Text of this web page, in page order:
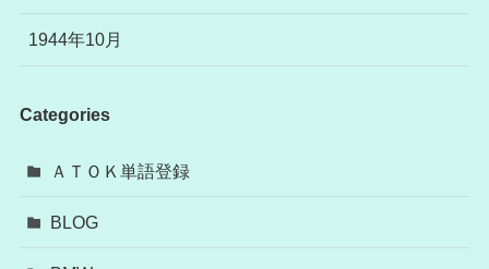
1944年10月
Categories
ＡＴＯＫ単語登録
BLOG